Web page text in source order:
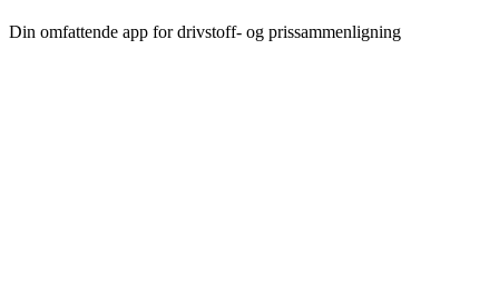
Din omfattende app for drivstoff- og prissammenligning